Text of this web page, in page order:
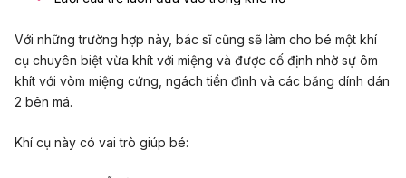
Với những trường hợp này, bác sĩ cũng sẽ làm cho bé một khí
cụ chuyên biệt vừa khít với miệng và được cố định nhờ sự ôm
khít với vòm miệng cứng, ngách tiền đình và các băng dính dán
2 bên má.
Khí cụ này có vai trò giúp bé: